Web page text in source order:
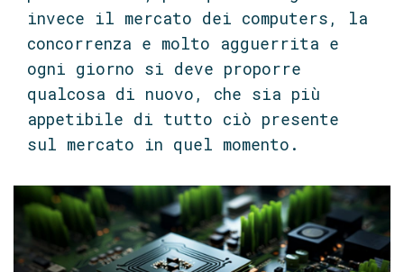
invece il mercato dei computers, la
concorrenza e molto agguerrita e
ogni giorno si deve proporre
qualcosa di nuovo, che sia più
appetibile di tutto ciò presente
sul mercato in quel momento.